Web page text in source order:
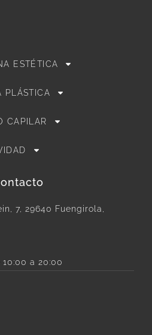
ESTÉTICA
PLÁSTICA
CAPILAR
7, 29640 Fuengirola,
10:00 a 20:00